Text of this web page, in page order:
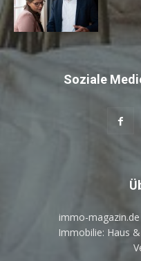
Soziale
immo-
Immobilie: Haus